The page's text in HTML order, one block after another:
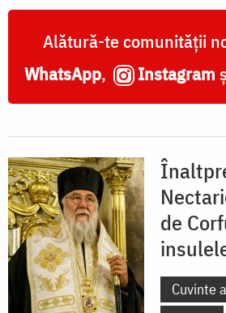
Alătură-te comunității
WhatsApp, Instagram
de
Cuvinte